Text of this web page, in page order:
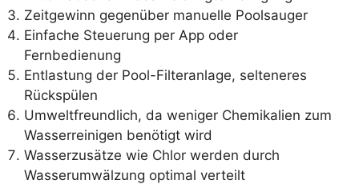
Zeitgewinn gegenüber manuelle Poolsauger
Einfache Steuerung per App oder
Fernbedienung
Entlastung der Pool-Filteranlage, selteneres
Rückspülen
Umweltfreundlich, da weniger Chemikalien zum
Wasserreinigen benötigt wird
Wasserzusätze wie Chlor werden durch
Wasserumwälzung optimal verteilt